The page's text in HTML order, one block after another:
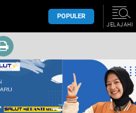
POPULER
JELAJAHI